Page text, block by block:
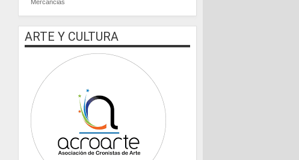
Mercancias
ARTE Y CULTURA